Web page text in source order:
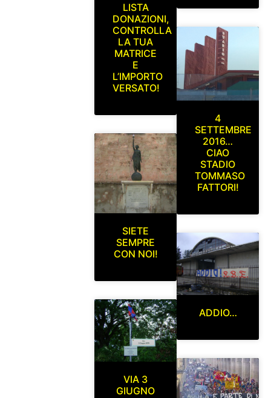
LISTA
DONAZIONI,
CONTROLLA
LA TUA
MATRICE
E
L’IMPORTO
VERSATO!
SIETE
SEMPRE
CON NOI!
VIA 3
GIUGNO
4
SETTEMBRE
2016…
CIAO
STADIO
TOMMASO
FATTORI!
ADDIO…